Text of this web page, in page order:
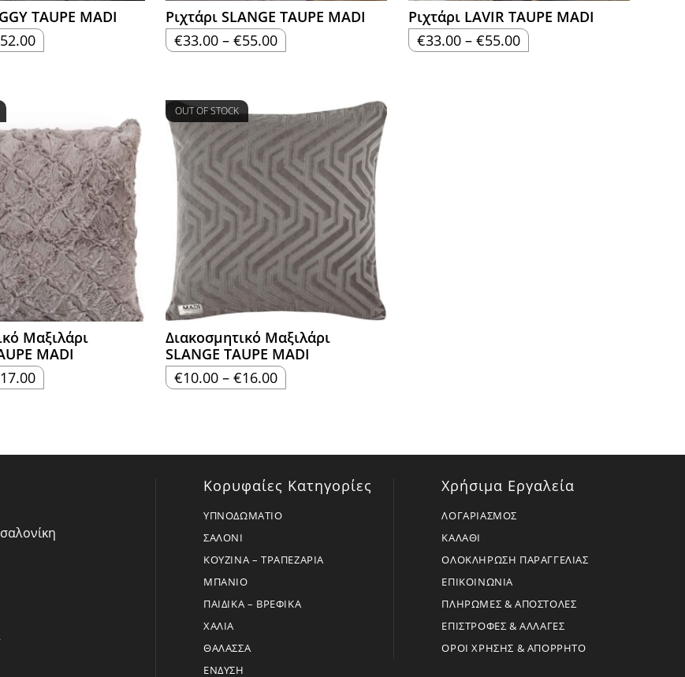
TAUPE MADI
52.00Price
range:
Ριχτάρι SLANGE TAUPE MADI
€33.00 – €55.00Price
range:
Ριχτάρι LAVIR TAUPE MADI
€33.00 – €55.00Price
range:
Μαξιλάρι
MADI
17.00Price
range:
OUT OF STOCK
Διακοσμητικό Μαξιλάρι
SLANGE TAUPE MADI
€10.00 – €16.00Price
range:
Κορυφαίες Κατηγορίες
ΥΠΝΟΔΩΜΑΤΙΟ
ΣΑΛΟΝΙ
ΚΟΥΖΙΝΑ – ΤΡΑΠΕΖΑΡΙΑ
ΜΠΑΝΙΟ
ΠΑΙΔΙΚΑ – ΒΡΕΦΙΚΑ
ΧΑΛΙΑ
ΘΑΛΑΣΣΑ
ΕΝΔΥΣΗ
Χρήσιμα Εργαλεία
ΛΟΓΑΡΙΑΣΜΟΣ
ΚΑΛΑΘΙ
ΟΛΟΚΛΗΡΩΣΗ ΠΑΡΑΓΓΕΛΙΑΣ
ΕΠΙΚΟΙΝΩΝΙΑ
ΠΛΗΡΩΜΕΣ & ΑΠΟΣΤΟΛΕΣ
ΕΠΙΣΤΡΟΦΕΣ & ΑΛΛΑΓΕΣ
ΟΡΟΙ ΧΡΗΣΗΣ & ΑΠΟΡΡΗΤΟ